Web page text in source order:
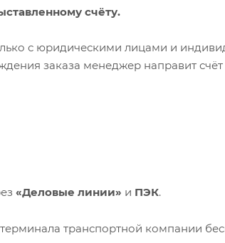
счёту.
с юридическими лицами и
заказа менеджер направит счёт
«Деловые линии» и ПЭК.
транспортной компании